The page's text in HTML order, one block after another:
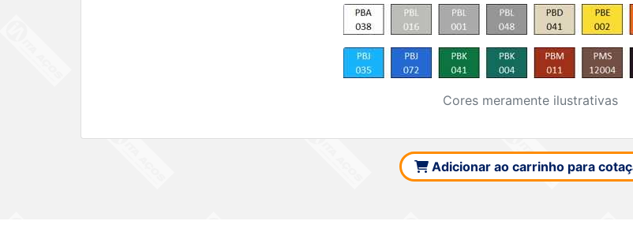
Cores meramente ilustrativas
Adicionar ao carrinho para